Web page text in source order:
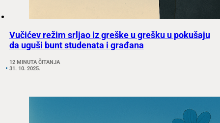
Vučićev režim srljao iz greške u grešku u pokušaju
da uguši bunt studenata i građana
12 MINUTA ČITANJA
31. 10. 2025.